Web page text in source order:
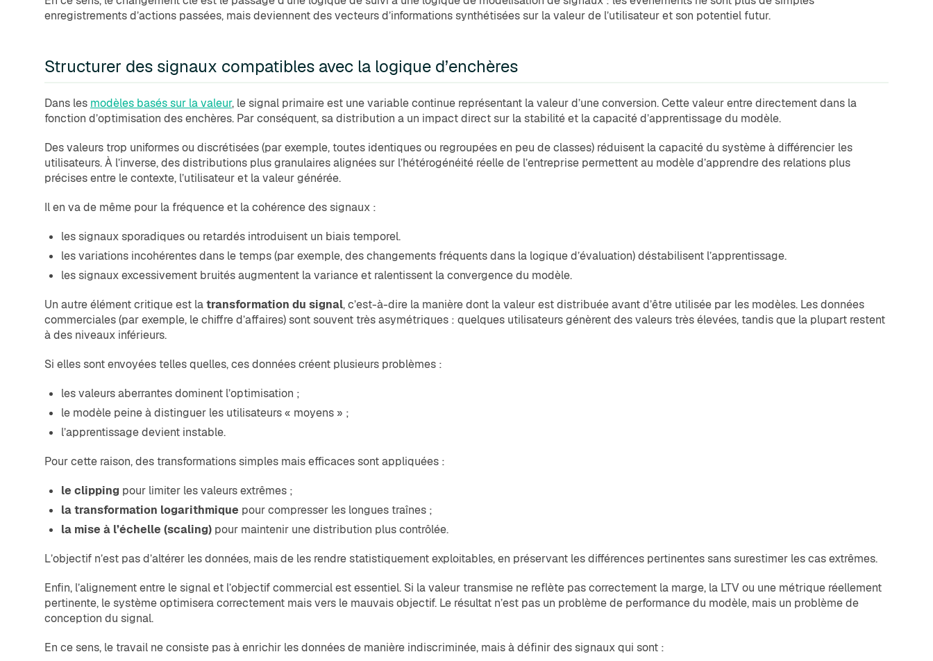
enregistrements d’actions passées, mais deviennent des vecteurs d’informations synthétisées sur la valeur de l’utilisateur et son potentiel futur.
Structurer des signaux compatibles avec la logique d’enchères
Dans les modèles basés sur la valeur, le signal primaire est une variable continue représentant la valeur d’une conversion. Cette valeur entre directement dans la
fonction d’optimisation des enchères. Par conséquent, sa distribution a un impact direct sur la stabilité et la capacité d’apprentissage du modèle.
Des valeurs trop uniformes ou discrétisées (par exemple, toutes identiques ou regroupées en peu de classes) réduisent la capacité du système à différencier les
utilisateurs. À l’inverse, des distributions plus granulaires alignées sur l’hétérogénéité réelle de l’entreprise permettent au modèle d’apprendre des relations plus
précises entre le contexte, l’utilisateur et la valeur générée.
Il en va de même pour la fréquence et la cohérence des signaux :
les signaux sporadiques ou retardés introduisent un biais temporel.
les variations incohérentes dans le temps (par exemple, des changements fréquents dans la logique d’évaluation) déstabilisent l’apprentissage.
les signaux excessivement bruités augmentent la variance et ralentissent la convergence du modèle.
Un autre élément critique est latransformation du signal, c’est-à-dire la manière dont la valeur est distribuée avant d’être utilisée par les modèles. Les données
commerciales (par exemple, le chiffre d’affaires) sont souvent très asymétriques : quelques utilisateurs génèrent des valeurs très élevées, tandis que la plupart restent
à des niveaux inférieurs.
Si elles sont envoyées telles quelles, ces données créent plusieurs problèmes :
les valeurs aberrantes dominent l’optimisation ;
le modèle peine à distinguer les utilisateurs « moyens » ;
l’apprentissage devient instable.
Pour cette raison, des transformations simples mais efficaces sont appliquées :
le clipping pour limiter les valeurs extrêmes ;
la transformation logarithmique pour compresser les longues traînes ;
la mise à l’échelle (scaling) pour maintenir une distribution plus contrôlée.
L’objectif n’est pas d’altérer les données, mais de les rendre statistiquement exploitables, en préservant les différences pertinentes sans surestimer les cas extrêmes.
Enfin, l’alignement entre le signal et l’objectif commercial est essentiel. Si la valeur transmise ne reflète pas correctement la marge, la LTV ou une métrique réellement
pertinente, le système optimisera correctement mais vers le mauvais objectif. Le résultat n’est pas un problème de performance du modèle, mais un problème de
conception du signal.
En ce sens, le travail ne consiste pas à enrichir les données de manière indiscriminée, mais à définir des signaux qui sont :